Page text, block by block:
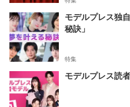
モデルプレス独
秘訣」
特集
モデルプレス読